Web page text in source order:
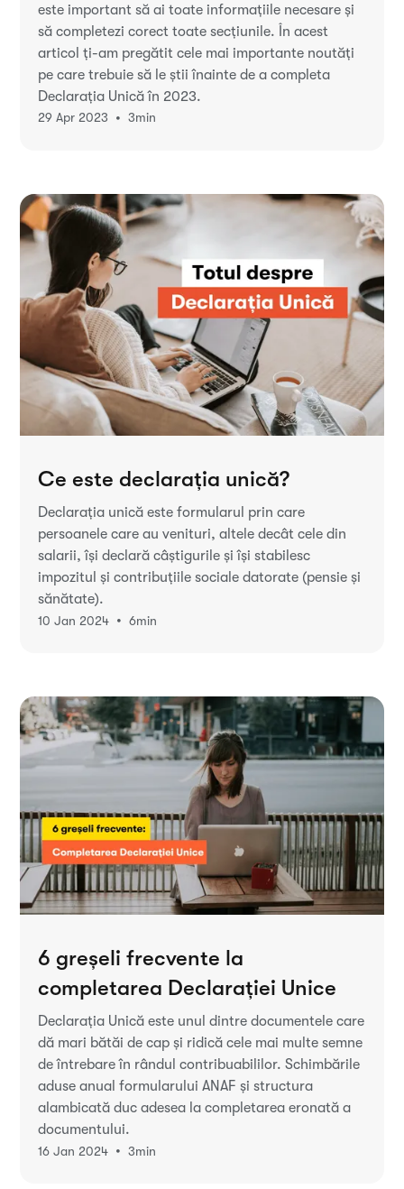
este important să ai toate informațiile necesare și
să completezi corect toate secțiunile. În acest
articol ți-am pregătit cele mai importante noutăți
pe care trebuie să le știi înainte de a completa
Declarația Unică în 2023.
29 Apr 2023 • 3min
Ce este declarația unică?
Declarația unică este formularul prin care
persoanele care au venituri, altele decât cele din
salarii, își declară câștigurile și își stabilesc
impozitul și contribuțiile sociale datorate (pensie și
sănătate).
10 Jan 2024 • 6min
6 greșeli frecvente la
completarea Declarației Unice
Declarația Unică este unul dintre documentele care
dă mari bătăi de cap și ridică cele mai multe semne
de întrebare în rândul contribuabililor. Schimbările
aduse anual formularului ANAF și structura
alambicată duc adesea la completarea eronată a
documentului.
16 Jan 2024 • 3min